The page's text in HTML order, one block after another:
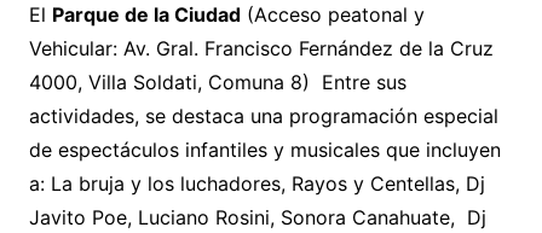
El Parque de la Ciudad(Acceso peatonal y
Vehicular: Av. Gral. Francisco Fernández de la Cruz
4000, Villa Soldati, Comuna 8) Entre sus
actividades, se destaca una programación especial
de espectáculos infantiles y musicales que incluyen
a: La bruja y los luchadores, Rayos y Centellas, Dj
Javito Poe, Luciano Rosini, Sonora Canahuate, Dj